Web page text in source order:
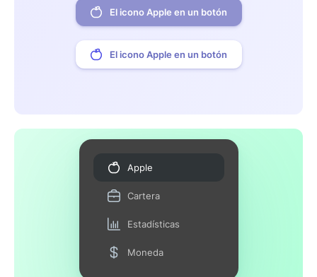
El icono Apple en un botón
El icono Apple en un botón
Apple
Cartera
Estadísticas
Moneda